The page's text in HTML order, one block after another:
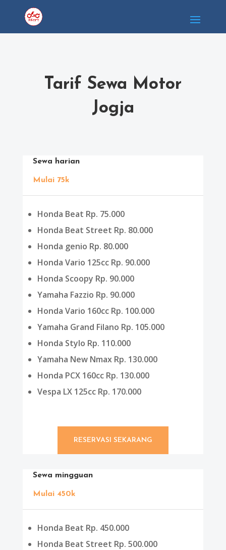
Tarif Sewa Motor
Jogja
Sewa harian
Mulai 75k
Honda Beat Rp. 75.000
Honda Beat Street Rp. 80.000
Honda genio Rp. 80.000
Honda Vario 125cc Rp. 90.000
Honda Scoopy Rp. 90.000
Yamaha Fazzio Rp. 90.000
Honda Vario 160cc Rp. 100.000
Yamaha Grand Filano Rp. 105.000
Honda Stylo Rp. 110.000
Yamaha New Nmax Rp. 130.000
Honda PCX 160cc Rp. 130.000
Vespa LX 125cc Rp. 170.000
RESERVASI SEKARANG
Sewa mingguan
Mulai 450k
Honda Beat Rp. 450.000
Honda Beat Street Rp. 500.000